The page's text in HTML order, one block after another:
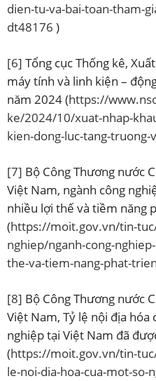
dien-tu-va-bai-toan-tham-
dt48176 )
[6] Tổng cục Thống kê,
máy tính và linh kiện –
năm 2024 (https://
ke/2024/10/xuat-nhap-
kien-dong-luc-tang-
[7] Bộ Công Thương nước
Việt Nam, ngành công
nhiều lợi thế và tiềm năng
(https://moit.gov.vn/tin-
nghiep/nganh-cong-
the-va-tiem-nang-phat-
[8] Bộ Công Thương nước
Việt Nam, Tỷ lệ nội địa hóa
nghiệp tại Việt Nam đã
(https://moit.gov.vn/tin-
le-noi-dia-hoa-cua-mot-so-